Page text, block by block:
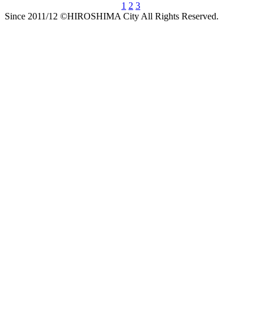
1 2 3
Since 2011/12 ©HIROSHIMA City All Rights Reserved.